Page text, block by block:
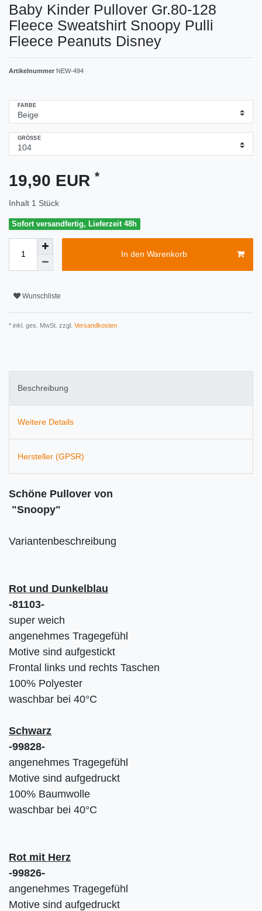
Baby Kinder Pullover Gr.80-128
Fleece Sweatshirt Snoopy Pulli
Fleece Peanuts Disney
Artikelnummer NEW-494
FARBE
GRÖSSE
19,90 EUR *
Inhalt 1 Stück
Sofort versandfertig, Lieferzeit 48h
In den Warenkorb
Wunschliste
* inkl. ges. MwSt. zzgl. Versandkosten
Beschreibung
Weitere Details
Hersteller (GPSR)
Schöne Pullover von
"Snoopy"
Variantenbeschreibung
Rot und Dunkelblau
-81103-
super weich
angenehmes Tragegefühl
Motive sind aufgestickt
Frontal links und rechts Taschen
100% Polyester
waschbar bei 40°C
Schwarz
-99828-
angenehmes Tragegefühl
Motive sind aufgedruckt
100% Baumwolle
waschbar bei 40°C
Rot mit Herz
-99826-
angenehmes Tragegefühl
Motive sind aufgedruckt